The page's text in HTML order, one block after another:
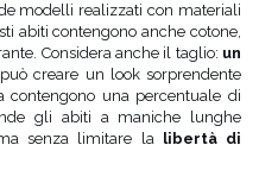
modelli realizzati con materiali
abiti contengono anche cotone,
Considera anche il taglio: un
può creare un look sorprendente
contengono una percentuale di
gli abiti a maniche lunghe
senza limitare la libertà di